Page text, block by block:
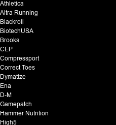
Athletica
Altra Running
Blackroll
BiotechUSA
Brooks
CEP
Compressport
Correct Toes
Dymatize
Ena
D-M
Gamepatch
Hammer Nutrition
High5